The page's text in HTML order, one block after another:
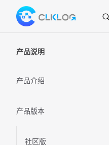
Skip to content
产品说明
产品介绍
产品版本
社区版